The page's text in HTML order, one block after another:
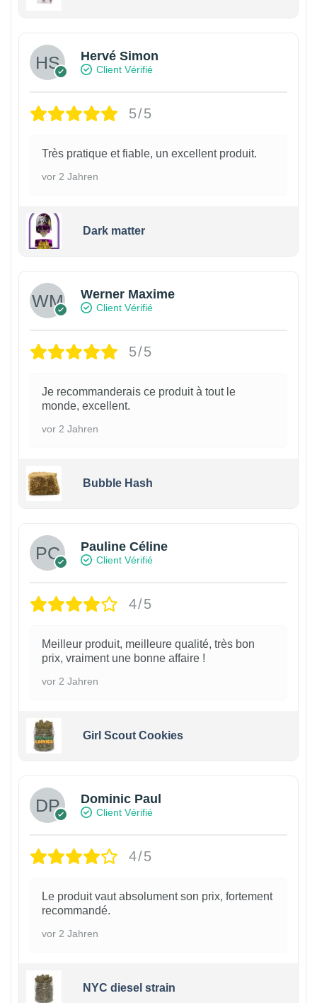
Hervé Simon
Client Vérifié
5/5
Très pratique et fiable, un excellent produit.
vor 2 Jahren
Dark matter
Werner Maxime
Client Vérifié
5/5
Je recommanderais ce produit à tout le
monde, excellent.
vor 2 Jahren
Bubble Hash
Pauline Céline
Client Vérifié
4/5
Meilleur produit, meilleure qualité, très bon
prix, vraiment une bonne affaire !
vor 2 Jahren
Girl Scout Cookies
Dominic Paul
Client Vérifié
4/5
Le produit vaut absolument son prix, fortement
recommandé.
vor 2 Jahren
NYC diesel strain